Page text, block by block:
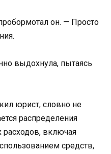
он. — Просто
выдохнула, пытаясь
юрист, словно не
распределения
расходов, включая
средств,